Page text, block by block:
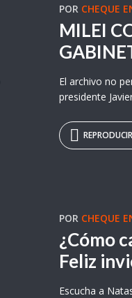
POR CHEQUE
MILEI
El archivo no
presidente
REPRODUCIR
POR CHEQUE
¿Cómo
Feliz
Escucha a